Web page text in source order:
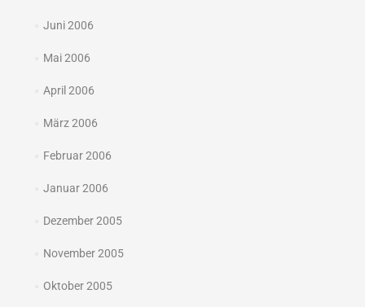
Juni 2006
Mai 2006
April 2006
März 2006
Februar 2006
Januar 2006
Dezember 2005
November 2005
Oktober 2005